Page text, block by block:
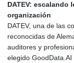
DATEV:
organización
DATEV, una de las
reconocidas de
auditores y
elegido